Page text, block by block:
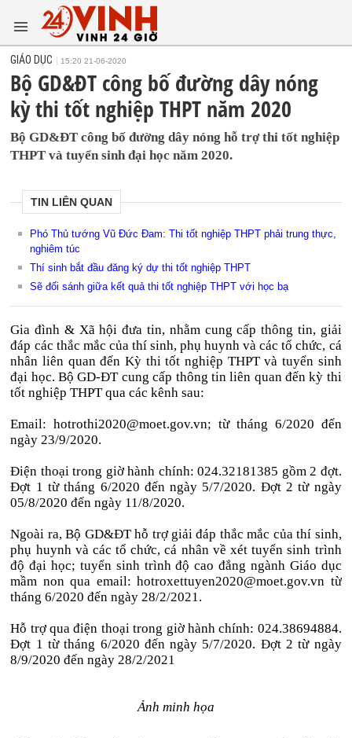
GIÁO DỤC 15:20 21-06-2020
Bộ GD&ĐT công bố đường dây nóng
kỳ thi tốt nghiệp THPT năm 2020
Bộ GD&ĐT công bố đường dây nóng hỗ trợ thi tốt nghiệp
THPT và tuyển sinh đại học năm 2020.
TIN LIÊN QUAN
Phó Thủ tướng Vũ Đức Đam: Thi tốt nghiệp THPT phải trung thực,
nghiêm túc
Thí sinh bắt đầu đăng ký dự thi tốt nghiệp THPT
Sẽ đối sánh giữa kết quả thi tốt nghiệp THPT với học bạ
Gia đình & Xã hội đưa tin, nhằm cung cấp thông tin, giải
đáp các thắc mắc của thí sinh, phụ huynh và các tổ chức, cá
nhân liên quan đến Kỳ thi tốt nghiệp THPT và tuyển sinh
đại học. Bộ GD-ĐT cung cấp thông tin liên quan đến kỳ thi
tốt nghiệp THPT qua các kênh sau:
Email: hotrothi2020@moet.gov.vn; từ tháng 6/2020 đến
ngày 23/9/2020.
Điện thoại trong giờ hành chính: 024.32181385 gồm 2 đợt.
Đợt 1 từ tháng 6/2020 đến ngày 5/7/2020. Đợt 2 từ ngày
05/8/2020 đến ngày 11/8/2020.
Ngoài ra, Bộ GD&ĐT hỗ trợ giải đáp thắc mắc của thí sinh,
phụ huynh và các tổ chức, cá nhân về xét tuyển sinh trình
độ đại học; tuyển sinh trình độ cao đẳng ngành Giáo dục
mầm non qua email: hotroxettuyen2020@moet.gov.vn từ
tháng 6/2020 đến ngày 28/2/2021.
Hỗ trợ qua điện thoại trong giờ hành chính: 024.38694884.
Đợt 1 từ tháng 6/2020 đến ngày 5/7/2020. Đợt 2 từ ngày
8/9/2020 đến ngày 28/2/2021
Ảnh minh họa